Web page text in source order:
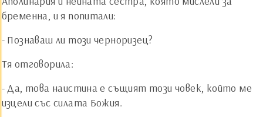
бременна, и я попитали:
- Познаваш ли този черноризец?
Тя отговорила:
- Да, това наистина е същият този човек, който ме
изцели със силата Божия.